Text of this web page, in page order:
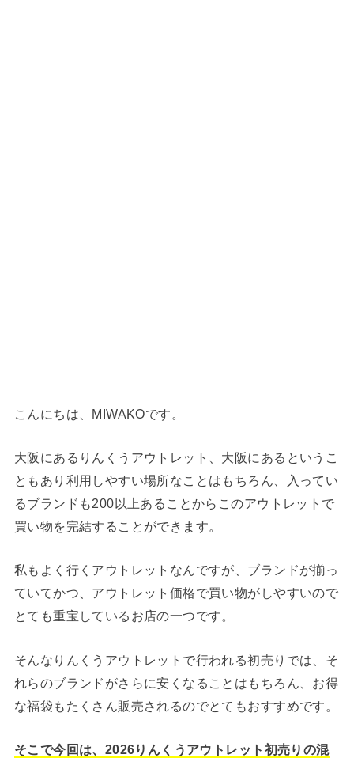
こんにちは、MIWAKOです。
大阪にあるりんくうアウトレット、大阪にあるというこ
ともあり利用しやすい場所なことはもちろん、入ってい
るブランドも200以上あることからこのアウトレットで
買い物を完結することができます。
私もよく行くアウトレットなんですが、ブランドが揃っ
ていてかつ、アウトレット価格で買い物がしやすいので
とても重宝しているお店の一つです。
そんなりんくうアウトレットで行われる初売りでは、そ
れらのブランドがさらに安くなることはもちろん、お得
な福袋もたくさん販売されるのでとてもおすすめです。
そこで今回は、2026りんくうアウトレット初売りの混